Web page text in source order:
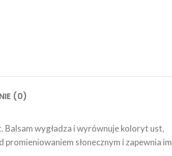
(0)
Balsam wygładza i wyrównuje koloryt ust,
słonecznym i zapewnia im